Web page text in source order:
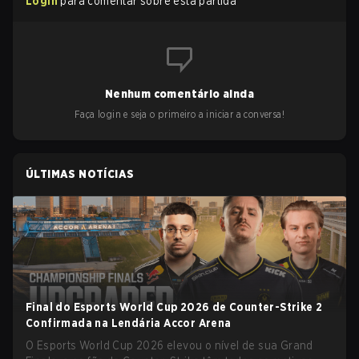
Nenhum comentário ainda
Faça login e seja o primeiro a iniciar a conversa!
ÚLTIMAS NOTÍCIAS
Final do Esports World Cup 2026 de Counter-Strike 2
Confirmada na Lendária Accor Arena
O Esports World Cup 2026 elevou o nível de sua Grand